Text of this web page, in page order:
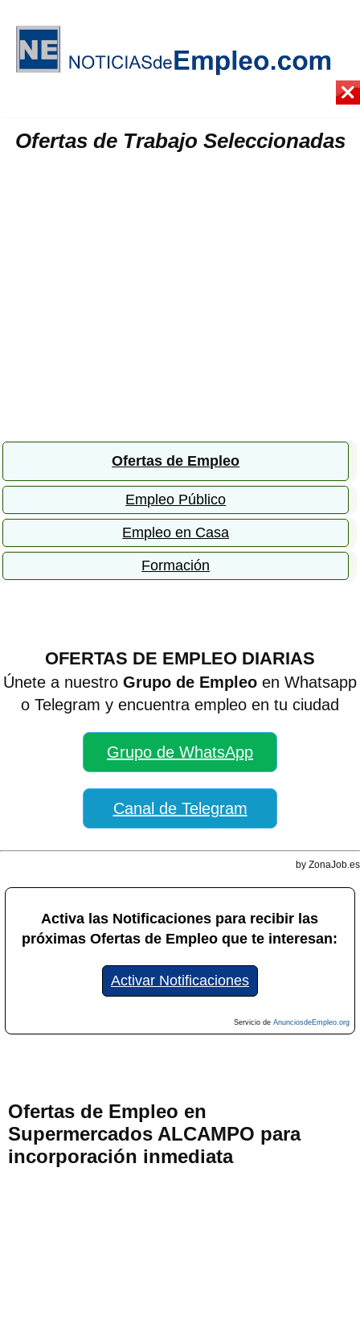
Ofertas de Trabajo Seleccionadas
Ofertas de Empleo
Empleo Público
Empleo en Casa
Formación
OFERTAS DE EMPLEO DIARIAS
Únete a nuestro Grupo de Empleo en Whatsapp
o Telegram y encuentra empleo en tu ciudad
Grupo de WhatsApp
Canal de Telegram
by ZonaJob.es
Activa las Notificaciones para recibir las
próximas Ofertas de Empleo que te interesan:
Activar Notificaciones
Servicio de AnunciosdeEmpleo.org
Ofertas de Empleo en
Supermercados ALCAMPO para
incorporación inmediata